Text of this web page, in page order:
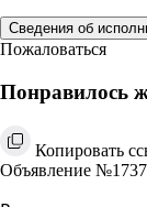
Сведения об
Пожаловаться
Понравилось
Копировать
Объявление